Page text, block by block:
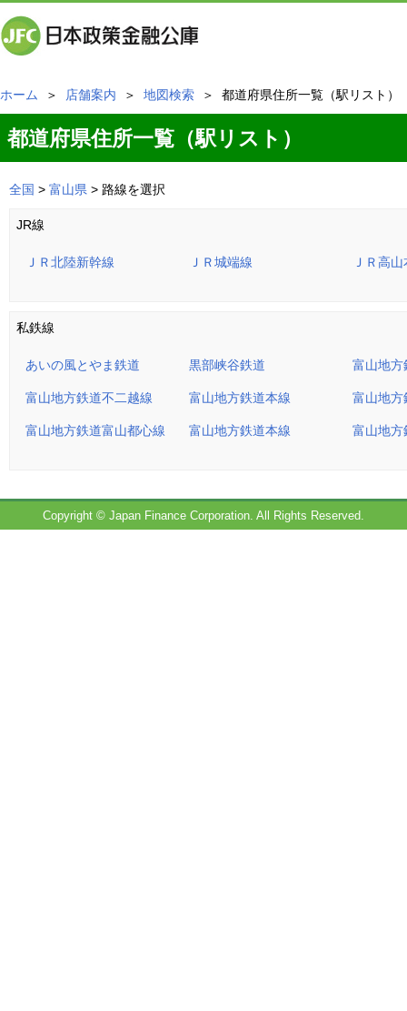
ホーム ＞ 店舗案内 ＞ 地図検索 ＞ 都道府県住所一覧（駅リスト）
都道府県住所一覧（駅リスト）
全国 > 富山県 > 路線を選択
JR線
ＪＲ北陸新幹線 ＪＲ城端線 ＪＲ高
私鉄線
あいの風とやま鉄道 黒部峡谷鉄道 富山地方
富山地方鉄道不二越線 富山地方鉄道本線 富山地方
富山地方鉄道富山都心線 富山地方鉄道本線 富山地方
Copyright © Japan Finance Corporation. All Rights Reserved.